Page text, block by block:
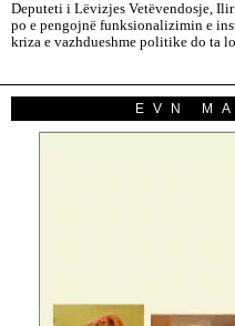
Deputeti i Lëvizjes Vetëvendosje,
po e pengojnë funksionalizimin e
kriza e vazhdueshme politike do ta
EVN